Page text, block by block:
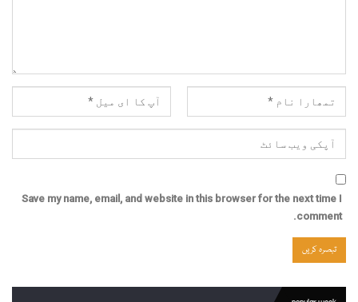
Save my name, email, and website in this browser for the next time I
comment.